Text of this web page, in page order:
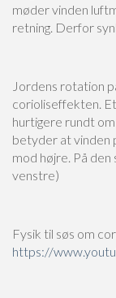
møder vinden
retning. Derfor
Jordens rotation
corioliseffekten.
hurtigere rundt
betyder at vinden
mod højre. På den
venstre)
Fysik til søs om
https://